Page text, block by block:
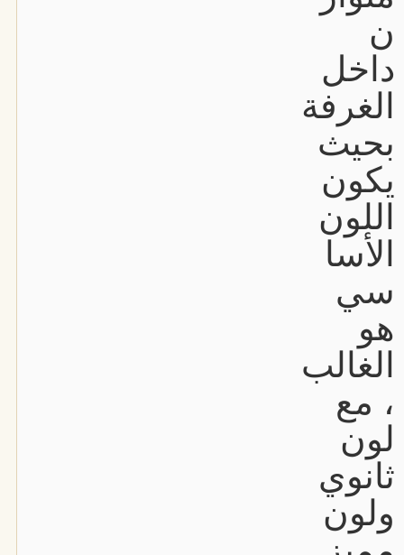
ن
داخل
الغرفة
بحيث
يكون
اللون
الأسا
سي
هو
الغالب
، مع
لون
ثانوي
ولون